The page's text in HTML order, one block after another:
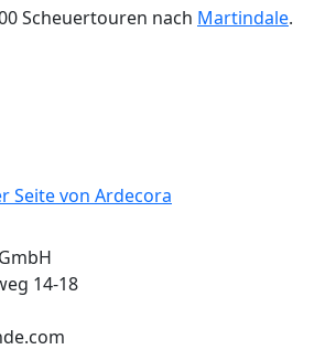
Scheuertouren nach Martindale.
Seite von Ardecora
14-18